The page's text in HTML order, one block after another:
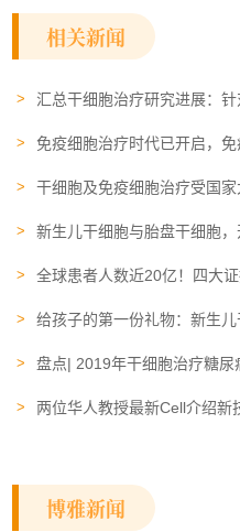
相关新闻
汇总干细胞治疗研究进展：
免疫细胞治疗时代已开启，
干细胞及免疫细胞治疗受国
新生儿干细胞与胎盘干细胞
全球患者人数近20亿！四大
给孩子的第一份礼物：新生
盘点| 2019年干细胞治疗糖尿
两位华人教授最新Cell介绍新
博雅新闻